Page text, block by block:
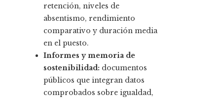
retención, niveles de
absentismo, rendimiento
comparativo y duración media
en el puesto.
Informes y memoria de
sostenibilidad: documentos
públicos que integran datos
comprobados sobre igualdad,